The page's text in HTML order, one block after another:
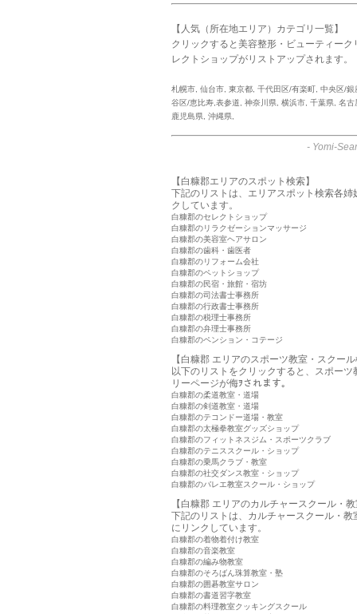
【人気（所在地エリア）カテゴリ一覧】
クリックすると美容整形・ビューティー
レクトショップがリストアップされます。
札幌市 仙台市 東京都 千代田区/有楽町 中央区/銀
谷区/恵比寿,表参道
神奈川県 横浜市 千葉県 名古
鹿児島県 沖縄県
- Yomi-
【白糠郡エリアのスポット検索】
下記のリストは、エリアスポット検索各
クしています。
白糠郡のセレクトショップ
白糠郡のリラクゼーションマッサージ
白糠郡の美容室ヘアサロン
白糠郡の歯科・歯医者
白糠郡のリフォーム会社
白糠郡のペットショップ
白糠郡の民宿・旅館・宿坊
白糠郡の司法書士事務所
白糠郡の行政書士事務所
白糠郡の税理士事務所
白糠郡の弁理士事務所
白糠郡のペンション・コテージ
【白糠郡 エリアのスポーツ教室・スクー
以下のリストをクリックすると、スポー
リーページが侮ｦされます。
白糠郡の柔道教室・道場
白糠郡の剣道教室・道場
白糠郡のテコンドー道場・教室
白糠郡の太極拳教室グッズショップ
白糠郡のフィットネスジム・スポーツクラブ
白糠郡のテニススクール・ショップ
白糠郡の乗馬クラブ・教室
白糠郡の社交ダンス教室・ショップ
白糠郡のバレエ教室スクール・ショップ
【白糠郡 エリアのカルチャースクール・
下記のリストは、カルチャースクール・
にリンクしています。
白糠郡の着物着付け教室
白糠郡の音楽教室
白糠郡の編み物教室
白糠郡のそろばん珠算教室・塾
白糠郡の囲碁教室サロン
白糠郡の書道習字教室
白糠郡の料理教室クッキングスクール